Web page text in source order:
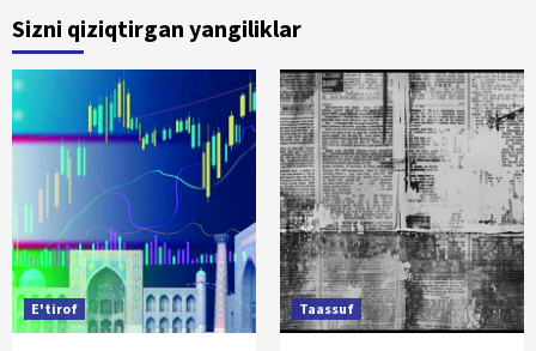
Sizni qiziqtirgan yangiliklar
E'tirof Taassuf